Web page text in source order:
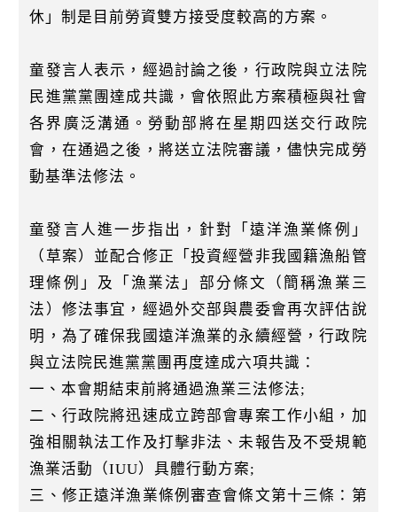
休」制是目前勞資雙方接受度較高的方案。
童發言人表示，經過討論之後，行政院與立法院
民進黨黨團達成共識，會依照此方案積極與社會
各界廣泛溝通。勞動部將在星期四送交行政院
會，在通過之後，將送立法院審議，儘快完成勞
動基準法修法。
童發言人進一步指出，針對「遠洋漁業條例」
（草案）並配合修正「投資經營非我國籍漁船管
理條例」及「漁業法」部分條文（簡稱漁業三
法）修法事宜，經過外交部與農委會再次評估說
明，為了確保我國遠洋漁業的永續經營，行政院
與立法院民進黨黨團再度達成六項共識：
一、本會期結束前將通過漁業三法修法;
二、行政院將迅速成立跨部會專案工作小組，加
強相關執法工作及打擊非法、未報告及不受規範
漁業活動（IUU）具體行動方案;
三、修正遠洋漁業條例審查會條文第十三條：第